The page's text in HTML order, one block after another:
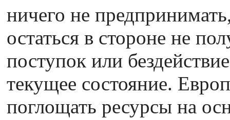
ничего не
остаться в стороне не
поступок или
текущее состояние.
поглощать ресурсы на